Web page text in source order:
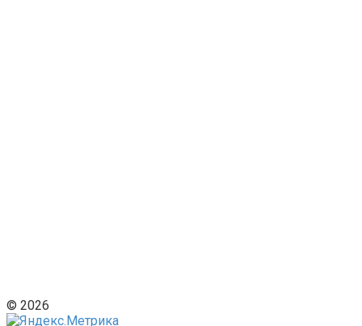
© 2026